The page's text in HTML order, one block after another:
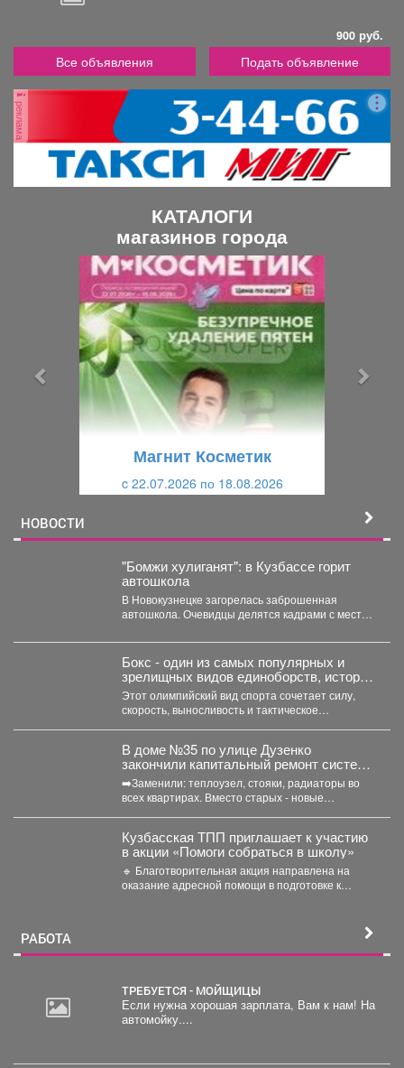
900 руб.
Все объявления Подать объявление
реклама
КАТАЛОГИ
магазинов города
Магнит Косметик
c 22.07.2026 по 18.08.2026
НОВОСТИ
"Бомжи хулиганят": в Кузбассе горит
автошкола
В Новокузнецке загорелась заброшенная
автошкола. Очевидцы делятся кадрами с места
Бокс - один из самых популярных и
зрелищных видов единоборств, история
которого насчитывает не одно столетие.
Этот олимпийский вид спорта сочетает силу,
скорость, выносливость и тактическое
В доме №35 по улице Дузенко
закончили капитальный ремонт системы
отопления.
➡️Заменили: теплоузел, стояки, радиаторы во
всех квартирах. Вместо старых - новые
Кузбасская ТПП приглашает к участию
в акции «Помоги собраться в школу»
🔹 Благотворительная акция направлена на
оказание адресной помощи в подготовке к
РАБОТА
ТРЕБУЕТСЯ - МОЙЩИЦЫ
Если нужна хорошая зарплата, Вам к нам! На
автомойку....